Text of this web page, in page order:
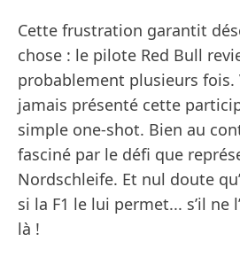
Cette frustration garantit
chose : le pilote Red Bull
probablement plusieurs fois.
jamais présenté cette
simple one-shot. Bien au
fasciné par le défi que
Nordschleife. Et nul doute
si la F1 le lui permet... s’il ne
là !